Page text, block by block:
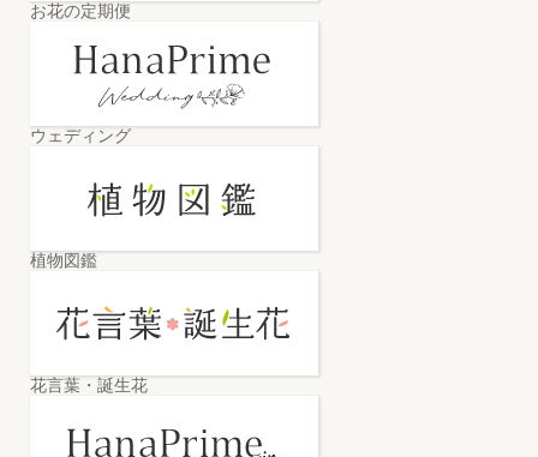
お花の定期便
ウェディング
植物図鑑
花言葉・誕生花